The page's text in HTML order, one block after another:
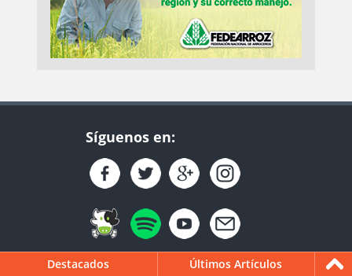
Síguenos en:
Destacados Últimos Artículos